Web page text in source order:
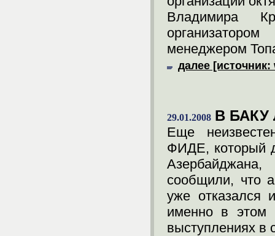
Владимира
менеджером
далее
29.01.2008 В БАКУ
Еще
ФИДЕ, который
сообщили, что
уже отказался
именно в этом
выступлениях в